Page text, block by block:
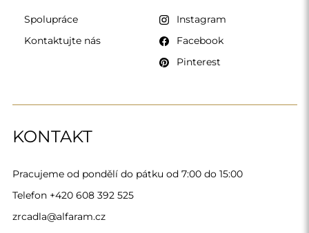
KONTAKT
Pracujeme od pondělí do pátku od 7:00 do 15:00
Telefon +420 608 392 525
zrcadla@alfaram.cz
Spolupráce
Kontaktujte nás
Instagram
Facebook
Pinterest